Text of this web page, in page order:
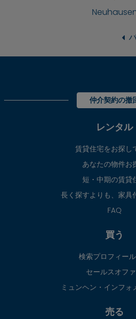
仲介契約の撤
レンタル
賃貸住宅をお探し
あなたの物件お
短・中期の賃貸
長く探すよりも、家具
FAQ
買う
検索プロフィー
セールスオフ
ミュンヘン・インフォ
売る